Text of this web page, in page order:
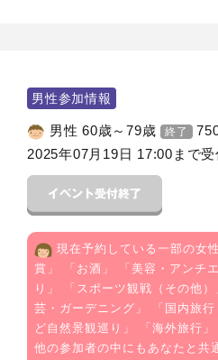
男性参加情報
男性 60歳～79歳 終了
2025年07月19日 17:00まで受
現在予約している一部の女
賞 」 「 お酒 」 「 美容・アンチ
り 」 「 スポーツ観戦（その他）
芸・ガーデニング 」 「 国内旅行
ど自然景観巡り 」 「 海外旅行
他の参加者の中にもあなたと共